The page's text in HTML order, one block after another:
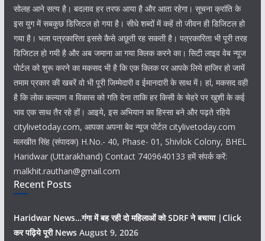
सोलह आने सत्य है। बदलाव हर तरफ आया है और आता रहेगा। सूचना क्रांति के
इस युग में सबकुछ डिजिटल हो गया है। सीधे शब्दों में कहें तो जीवन ही डिजिटल हो
गया है। भला पत्रकारिता इससे कैसे अछूती रह सकती है। पत्रकारिता भी पूरी तरह
डिजिटल हो गयी है और अब जमाना आ गया क्लिक करने का। सिटी लाइव वेब न्यूज
पोर्टल को शुरू करने का मकसद भी है कि एक क्लिक पर आपके लिये हाजिर हो जायें
तमाम प्रकार की खबरें वो भी पूरी जिम्मेदारी व ईमानदारी के साथ में। हां, मकसद वही
है कि लोक कल्याण व विकास को गति देना ताकि हर किसी के चेहरे पर खुशी के कई
भाव एक साथ तैर रहे हों। आइये, इस अभियान का हिस्सा बने और पढ़ते रहिये
citylivetoday.com, आपका अपना बेव न्यूज पोर्टल citylivetoday.com
मलखीत सिंह (संपादक) H.No.- 40, Phase- 01, Shivlok Colony, BHEL
Haridwar (Uttarakhand) Contact 7409640133 हमें संपर्क करें:
malkhit.rauthan@gmail.com
Recent Posts
Haridwar News…गंगा में बह रही दो महिलाओं को SDRF ने बचाया |Click
कर पढ़िये पूरी News August 9, 2026